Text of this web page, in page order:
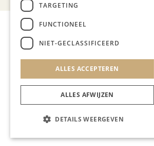
Gerelateerd
GASTRONOMIE
Nieuwe
TARGETING
FUNCTIONEEL
NIET-GECLASSIFICEERD
ALLES ACCEPTEREN
ALLES AFWIJZEN
DETAILS WEERGEVEN